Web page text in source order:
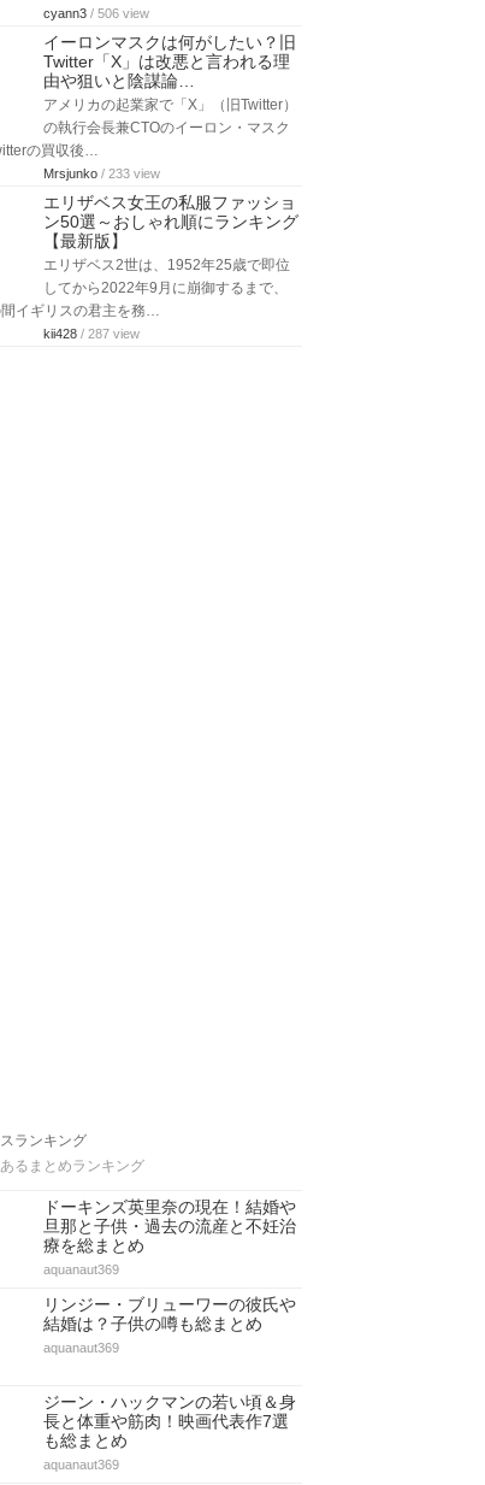
アメリカ大統領の歴代人気ランキ
ングTOP45～史上最高の米大統領
とは【最新版】
アメリカ大統領というと世界中から注
目され、選挙ではアメリカ国内がまる
騒ぎのようになることでも知られて…
ヒラリー・クリントンの若い頃と
現在！美人・メガネ姿の画像もま
とめ
アメリカの政治家のヒラリークリント
ンさんについて、若い頃の画像が注目
います。また、若い頃の美人・メガ…